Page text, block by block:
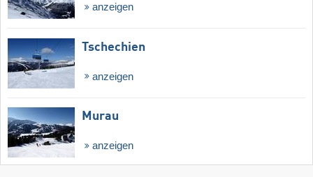
anzeigen
Tschechien
anzeigen
Murau
anzeigen